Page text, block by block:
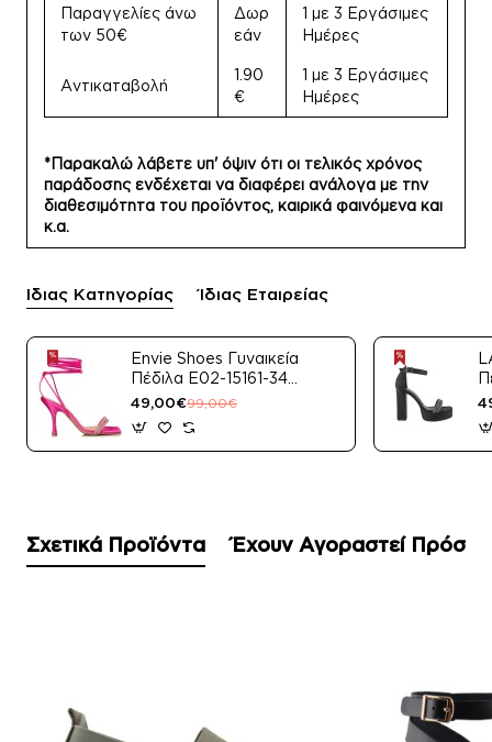
Παραγγελίες άνω
των 50€
Δωρ
εάν
1 με 3 Εργάσιμες
Ημέρες
Αντικαταβολή
1.90
€
1 με 3 Εργάσιμες
Ημέρες
*Παρακαλώ λάβετε υπ' όψιν ότι οι τελικός χρόνος
παράδοσης ενδέχεται να διαφέρει ανάλογα με την
διαθεσιμότητα του προϊόντος, καιρικά φαινόμενα και
κ.α.
Ίδιας Κατηγορίας Ίδιας Εταιρείας
Envie Shoes Γυναικεία
Πέδιλα E02-15161-34
Μαύρο Satin
49,00€99,00€
Σχετικά Προϊόντα Έχουν Αγοραστεί